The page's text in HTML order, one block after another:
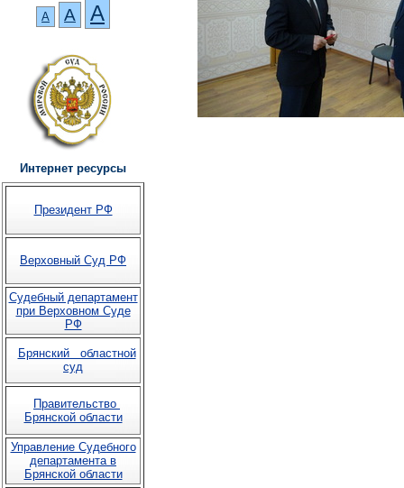
А А А
Интернет ресурсы
Президент РФ
Верховный Суд РФ
Судебный департамент
при Верховном Суде
РФ
Брянский областной
суд
Правительство
Брянской области
Управление Судебного
департамента в
Брянской области